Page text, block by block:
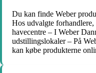
Du kan finde Weber
Hos udvalgte
havecentre – I Weber
udstillingslokaler – På
kan købe produkterne